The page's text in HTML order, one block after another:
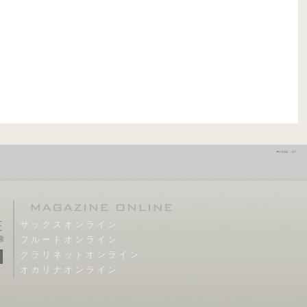
サックスオンライン
フルートオンライン
クラリネットオンライン
オカリナオンライン